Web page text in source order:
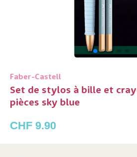
Faber-Castell
Set de stylos à bille et
pièces sky blue
CHF 9.90